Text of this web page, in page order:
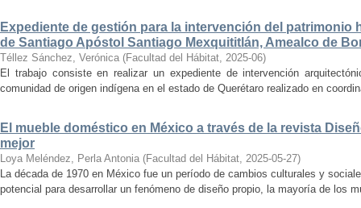
Expediente de gestión para la intervención del patrimonio
de Santiago Apóstol Santiago Mexquititlán, Amealco de
Téllez Sánchez, Verónica (Facultad del Hábitat, 2025-06)
El trabajo consiste en realizar un expediente de intervención
comunidad de origen indígena en el estado de Querétaro realizado en
El mueble doméstico en México a través de la revista
mejor
Loya Meléndez, Perla Antonia (Facultad del Hábitat, 2025-05-27)
La década de 1970 en México fue un período de cambios culturales y
potencial para desarrollar un fenómeno de diseño propio, la mayoría de los